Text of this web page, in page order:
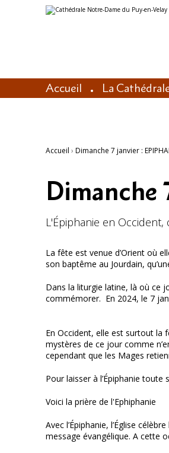
Aller
au
Outils
personnels
Accueil La
Accueil › Dimanche 7 janvier :
Dimanche
L'Épiphanie en
La fête est venue d’Orient où
son baptême au Jourdain,
Dans la liturgie latine, là où ce
commémorer. En 2024, le 7
En Occident, elle est surtout la
mystères de ce jour comme
cependant que les Mages
Pour laisser à l’Épiphanie
Voici la prière de l'Ephiphanie
Avec l’Épiphanie, l’Église
message évangélique. A cette